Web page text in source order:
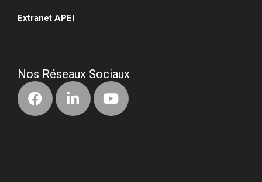
Extranet APEI
Nos Réseaux Sociaux